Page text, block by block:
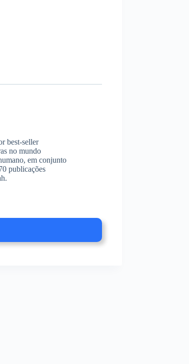
best-seller
no mundo
em conjunto
publicações